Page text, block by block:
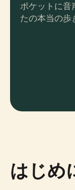
ポケットに音
たの本当の歩
はじめ